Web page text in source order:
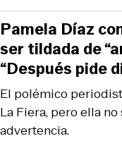
El polémico
La Fiera, pero ella
advertencia.
Pamela Díaz
ser tildada de
“Después pide